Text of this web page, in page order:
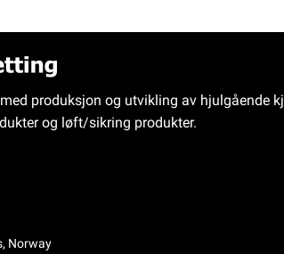
produksjon og utvikling av hjulgående
og løft/sikring produkter.
Norway